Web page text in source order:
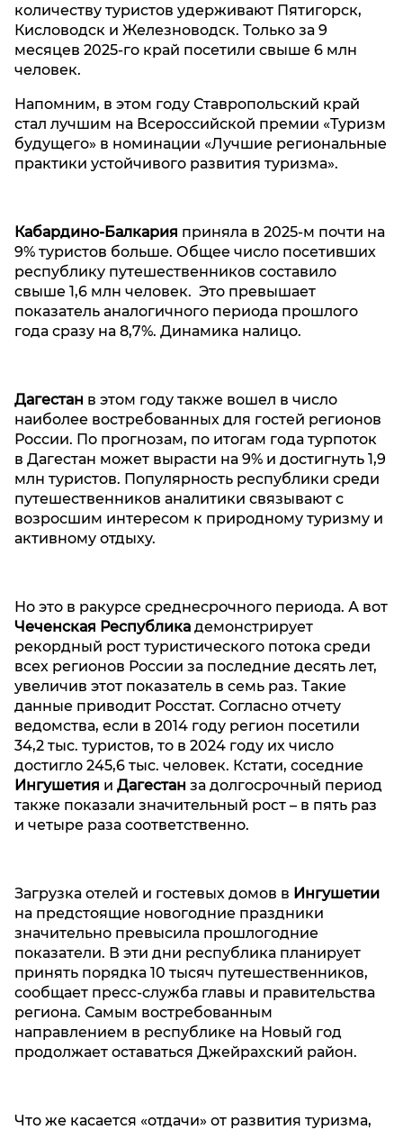
количеству туристов удерживают Пятигорск,
Кисловодск и Железноводск. Только за 9
месяцев 2025-го край посетили свыше 6 млн
человек.
Напомним, в этом году Ставропольский край
стал лучшим на Всероссийской премии «Туризм
будущего» в номинации «Лучшие региональные
практики устойчивого развития туризма».
Кабардино-Балкария приняла в 2025-м почти на
9% туристов больше. Общее число посетивших
республику путешественников составило
свыше 1,6 млн человек. Это превышает
показатель аналогичного периода прошлого
года сразу на 8,7%. Динамика налицо.
Дагестан в этом году также вошел в число
наиболее востребованных для гостей регионов
России. По прогнозам, по итогам года турпоток
в Дагестан может вырасти на 9% и достигнуть 1,9
млн туристов. Популярность республики среди
путешественников аналитики связывают с
возросшим интересом к природному туризму и
активному отдыху.
Но это в ракурсе среднесрочного периода. А вот
Чеченская Республика демонстрирует
рекордный рост туристического потока среди
всех регионов России за последние десять лет,
увеличив этот показатель в семь раз. Такие
данные приводит Росстат. Согласно отчету
ведомства, если в 2014 году регион посетили
34,2 тыс. туристов, то в 2024 году их число
достигло 245,6 тыс. человек. Кстати, соседние
Ингушетия и Дагестан за долгосрочный период
также показали значительный рост – в пять раз
и четыре раза соответственно.
Загрузка отелей и гостевых домов в Ингушетии
на предстоящие новогодние праздники
значительно превысила прошлогодние
показатели. В эти дни республика планирует
принять порядка 10 тысяч путешественников,
сообщает пресс-служба главы и правительства
региона. Самым востребованным
направлением в республике на Новый год
продолжает оставаться Джейрахский район.
Что же касается «отдачи» от развития туризма,